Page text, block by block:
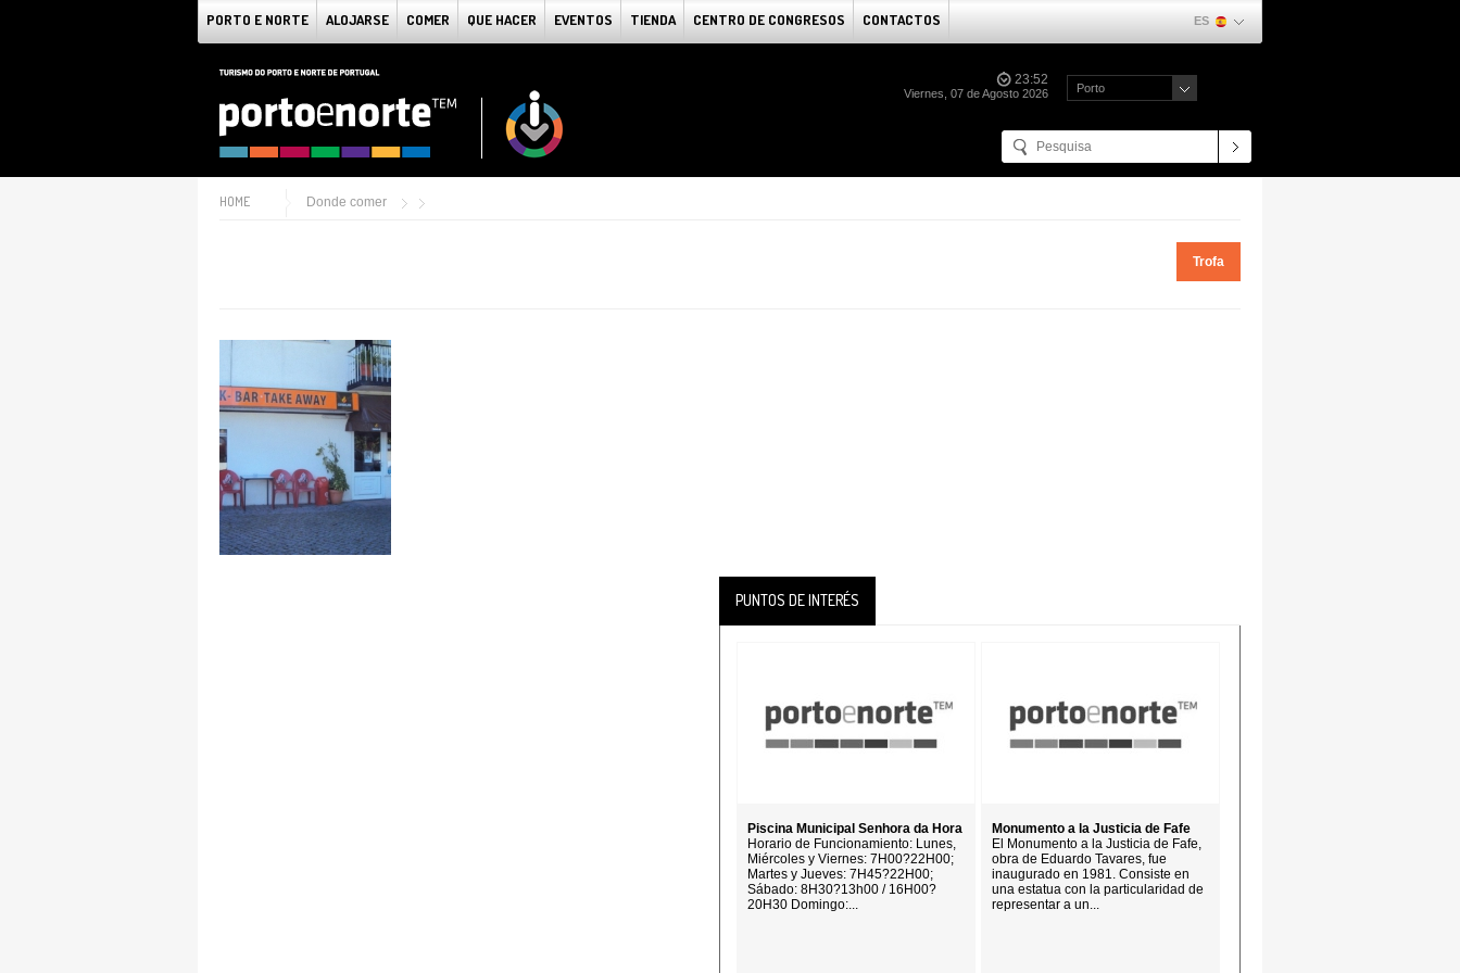
PORTO E NORTE ALOJARSE COMER QUE HACER EVENTOS TIENDA CENTRO DE CONGRESOS CONTACTOS ES
23:52
Viernes, 07 de Agosto 2026 Porto
HOME Donde comer
Trofa
PUNTOS DE INTERÉS
Piscina Municipal Senhora da Hora
Horario de Funcionamiento: Lunes,
Miércoles y Viernes: 7H00?22H00;
Martes y Jueves: 7H45?22H00;
Sábado: 8H30?13h00 / 16H00?
20H30 Domingo:...
Monumento a la Justicia de Fafe
El Monumento a la Justicia de Fafe,
obra de Eduardo Tavares, fue
inaugurado en 1981. Consiste en
una estatua con la particularidad de
representar a un...